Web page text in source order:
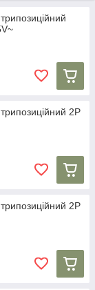
2P
2P